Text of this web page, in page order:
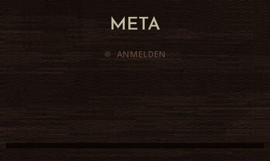
META
ANMELDEN